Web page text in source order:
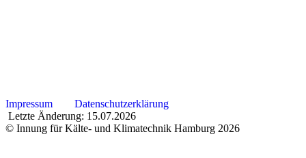
Impressum
Datenschutzerklärung
Letzte Änderung: 15.07.2026
© Innung für Kälte- und Klimatechnik Hamburg 2026